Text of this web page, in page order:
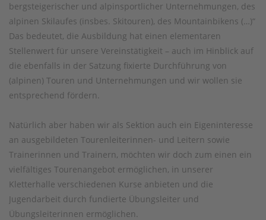
bergsteigerischer und alpinsportlicher Unternehmungen, des
alpinen Skilaufes (insbes. Skitouren), des Mountainbikens (…)“
Das bedeutet, die Ausbildung hat einen elementaren
Stellenwert für unsere Vereinstätigkeit – auch im Hinblick auf
die ebenfalls in der Satzung fixierte Durchführung von
(alpinen) Touren und Unternehmungen und wir wollen sie
entsprechend fördern.
Natürlich aber haben wir als Sektion auch ein Eigeninteresse
an ausgebildeten Tourenleiterinnen- und Leitern sowie
Trainerinnen und Trainern, möchten wir doch zum einen ein
vielfältiges Tourenangebot ermöglichen, in unserer
Kletterhalle verschiedenen Kurse anbieten und die
Jugendarbeit durch fundierte Übungsleiter und
Übungsleiterinnen ermöglichen.